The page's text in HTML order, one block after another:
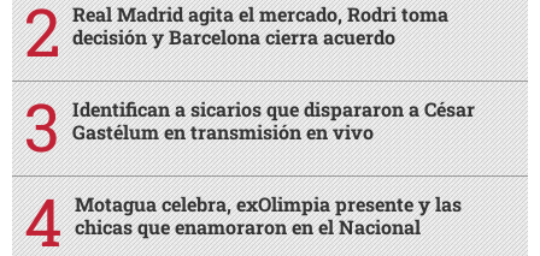
Real Madrid agita el mercado, Rodri toma
decisión y Barcelona cierra acuerdo
Identifican a sicarios que dispararon a César
Gastélum en transmisión en vivo
Motagua celebra, exOlimpia presente y las
chicas que enamoraron en el Nacional